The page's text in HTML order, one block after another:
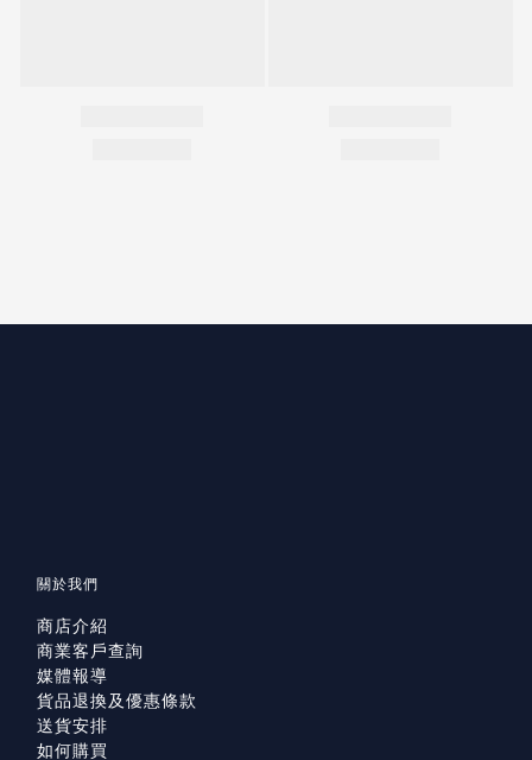
關於我們
商店介紹
商業客戶查詢
媒體報導
貨品退換及優惠條款
送貨安排
如何購買